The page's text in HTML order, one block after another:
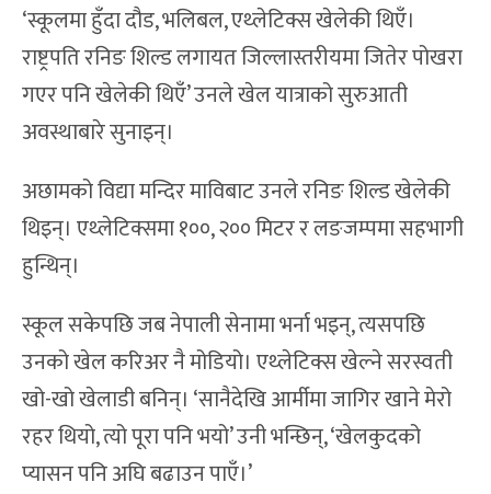
‘स्कूलमा हुँदा दौड, भलिबल, एथ्लेटिक्स खेलेकी थिएँ।
राष्ट्रपति रनिङ शिल्ड लगायत जिल्लास्तरीयमा जितेर पोखरा
गएर पनि खेलेकी थिएँ’ उनले खेल यात्राको सुरुआती
अवस्थाबारे सुनाइन्।
अछामको विद्या मन्दिर माविबाट उनले रनिङ शिल्ड खेलेकी
थिइन्। एथ्लेटिक्समा १००, २०० मिटर र लङजम्पमा सहभागी
हुन्थिन्।
स्कूल सकेपछि जब नेपाली सेनामा भर्ना भइन्, त्यसपछि
उनको खेल करिअर नै मोडियो। एथ्लेटिक्स खेल्ने सरस्वती
खो-खो खेलाडी बनिन्। ‘सानैदेखि आर्मीमा जागिर खाने मेरो
रहर थियो, त्यो पूरा पनि भयो’ उनी भन्छिन्, ‘खेलकुदको
प्यासन पनि अघि बढाउन पाएँ।’